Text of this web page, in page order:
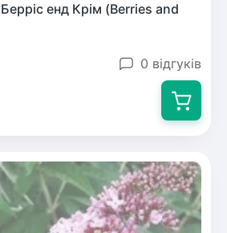
енд Крім (Berries and
0 відгуків